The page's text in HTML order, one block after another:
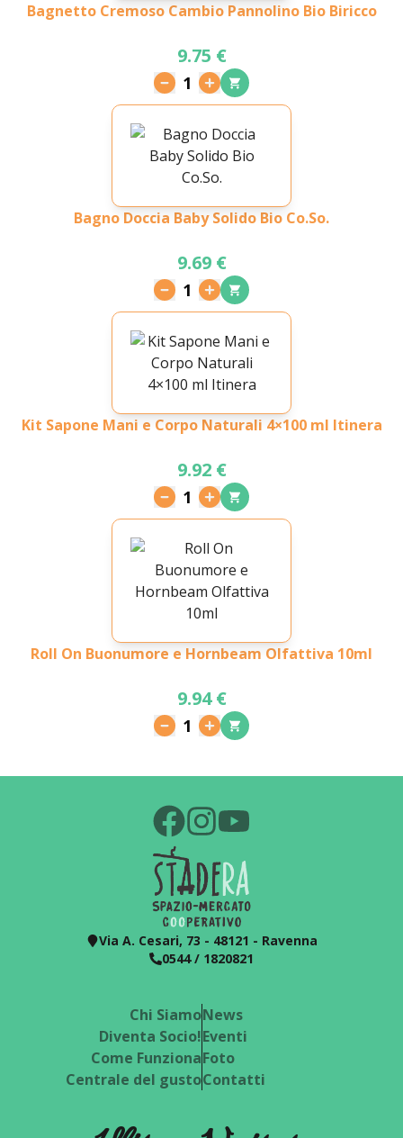
Bagnetto Cremoso Cambio Pannolino Bio Biricco
9.75 €
1
Bagno Doccia Baby Solido Bio Co.So.
9.69 €
1
Kit Sapone Mani e Corpo Naturali 4×100 ml Itinera
9.92 €
1
Roll On Buonumore e Hornbeam Olfattiva 10ml
9.94 €
1
Via A. Cesari, 73 - 48121 - Ravenna
0544 / 1820821
Chi Siamo
Diventa Socio!
Come Funziona
Centrale del gusto
News
Eventi
Foto
Contatti